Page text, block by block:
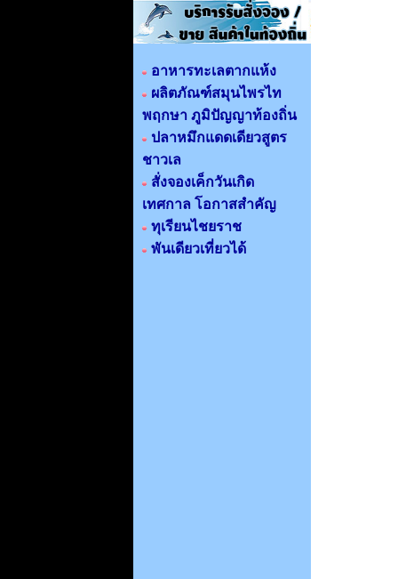
อาหารทะเลตากแห้ง
ผลิตภัณฑ์สมุนไพรไท
พฤกษา ภูมิปัญญาท้องถิ่น
ปลาหมึกแดดเดียวสูตร
ชาวเล
สั่งจองเค็กวันเกิด
เทศกาล โอกาสสำคัญ
ทุเรียนไชยราช
พันเดียวเที่ยวได้